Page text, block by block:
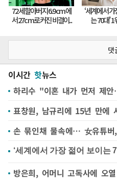
댓
이시간 핫뉴스
하리수 "이혼 내가 먼저 제
표창원, 남규리에 15년 만에
손 묶인채 물속에… 女유튜
방은희, 어머니 고독사에 오